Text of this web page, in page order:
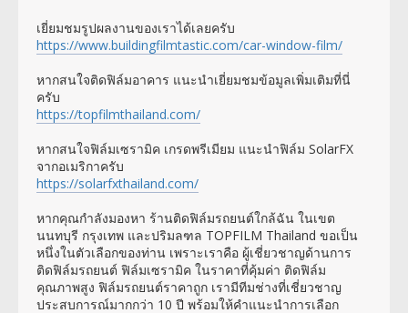
เยี่ยมชมรูปผลงานของเราได้เลยครับ
https://www.buildingfilmtastic.com/car-window-film/
หากสนใจติดฟิล์มอาคาร แนะนำเยี่ยมชมข้อมูลเพิ่มเติมที่นี่
ครับ
https://topfilmthailand.com/
หากสนใจฟิล์มเซรามิค เกรดพรีเมียม แนะนำฟิล์ม SolarFX
จากอเมริกาครับ
https://solarfxthailand.com/
หากคุณกำลังมองหา ร้านติดฟิล์มรถยนต์ใกล้ฉัน ในเขต
นนทบุรี กรุงเทพ และปริมลฑล TOPFILM Thailand ขอเป็น
หนึ่งในตัวเลือกของท่าน เพราะเราคือ ผู้เชี่ยวชาญด้านการ
ติดฟิล์มรถยนต์ ฟิล์มเซรามิค ในราคาที่คุ้มค่า ติดฟิล์ม
คุณภาพสูง ฟิล์มรถยนต์ราคาถูก เรามีทีมช่างที่เชี่ยวชาญ
ประสบการณ์มากกว่า 10 ปี พร้อมให้คำแนะนำการเลือก